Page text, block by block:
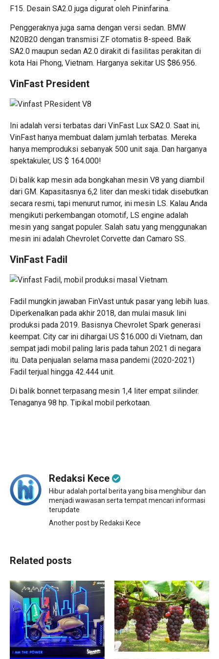
F15. Desain SA2.0 juga digurat oleh Pininfarina.
Penggeraknya juga sama dengan versi sedan. BMW
N20B20 dengan transmisi ZF otomatis 8-speed. Baik
SA2.0 maupun sedan A2.0 dirakit di fasilitas perakitan di
kota Hai Phong, Vietnam. Harganya sekitar US $86.956.
VinFast President
Ini adalah versi terbatas dari VinFast Lux SA2.0. Saat ini,
VinFast hanya membuat dalam jumlah terbatas. Mereka
hanya memproduksi sebanyak 500 unit saja. Dan harganya
spektakuler, US $ 164.000!
Di balik kap mesin ada bongkahan mesin V8 yang diambil
dari GM. Kapasitasnya 6,2 liter dan meski tidak disebutkan
secara resmi, tapi menurut rumor, ini mesin LS. Kalau Anda
mengikuti perkembangan otomotif, LS engine adalah
mesin yang sangat populer. Salah satu yang menggunakan
mesin ini adalah Chevrolet Corvette dan Camaro SS.
VinFast Fadil
Fadil mungkin jawaban FinVast untuk pasar yang lebih luas.
Diperkenalkan pada akhir 2018, dan mulai masuk lini
produksi pada 2019. Basisnya Chevrolet Spark generasi
keempat. City car ini dihargai US $16.000 di Vietnam, dan
sempat jadi mobil paling laris pada tahun 2021 di negara
itu. Data penjualan selama masa pandemi (2020-2021)
Fadil terjual hingga 42.444 unit.
Di balik bonnet terpasang mesin 1,4 liter empat silinder.
Tenaganya 98 hp. Tipikal mobil perkotaan.
Redaksi Kece
Hibur adalah portal berita yang bisa menghibur dan
menjadi wawasan serta tempat mencari informasi
terupdate
Another post by Redaksi Kece
Related posts